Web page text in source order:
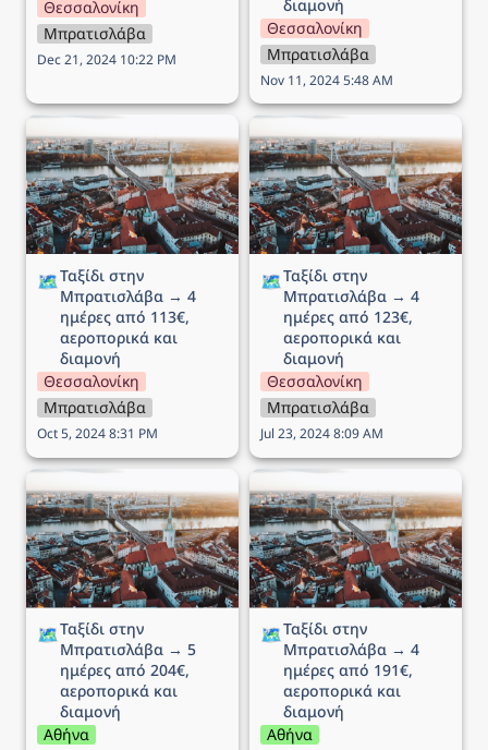
Θεσσαλονίκη
Μπρατισλάβα
Dec 21, 2024 10:22 PM
διαμονή
Θεσσαλονίκη
Μπρατισλάβα
Nov 11, 2024 5:48 AM
→ 4 ημέρες από 113€,
αεροπορικά και διαμονή
🗺️Ταξίδι στην
Μπρατισλάβα → 4
ημέρες από 113€,
αεροπορικά και
διαμονή
Θεσσαλονίκη
Μπρατισλάβα
Oct 5, 2024 8:31 PM
→ 4 ημέρες από 123€,
αεροπορικά και διαμονή
🗺️Ταξίδι στην
Μπρατισλάβα → 4
ημέρες από 123€,
αεροπορικά και
διαμονή
Θεσσαλονίκη
Μπρατισλάβα
Jul 23, 2024 8:09 AM
Ταξίδι στην Μπρατισλάβα
→ 5 ημέρες από 204€,
αεροπορικά και διαμονή
🗺️Ταξίδι στην
Μπρατισλάβα → 5
ημέρες από 204€,
αεροπορικά και
διαμονή
Αθήνα
Ταξίδι στην Μπρατισλάβα
→ 4 ημέρες από 191€,
αεροπορικά και διαμονή
🗺️Ταξίδι στην
Μπρατισλάβα → 4
ημέρες από 191€,
αεροπορικά και
διαμονή
Αθήνα